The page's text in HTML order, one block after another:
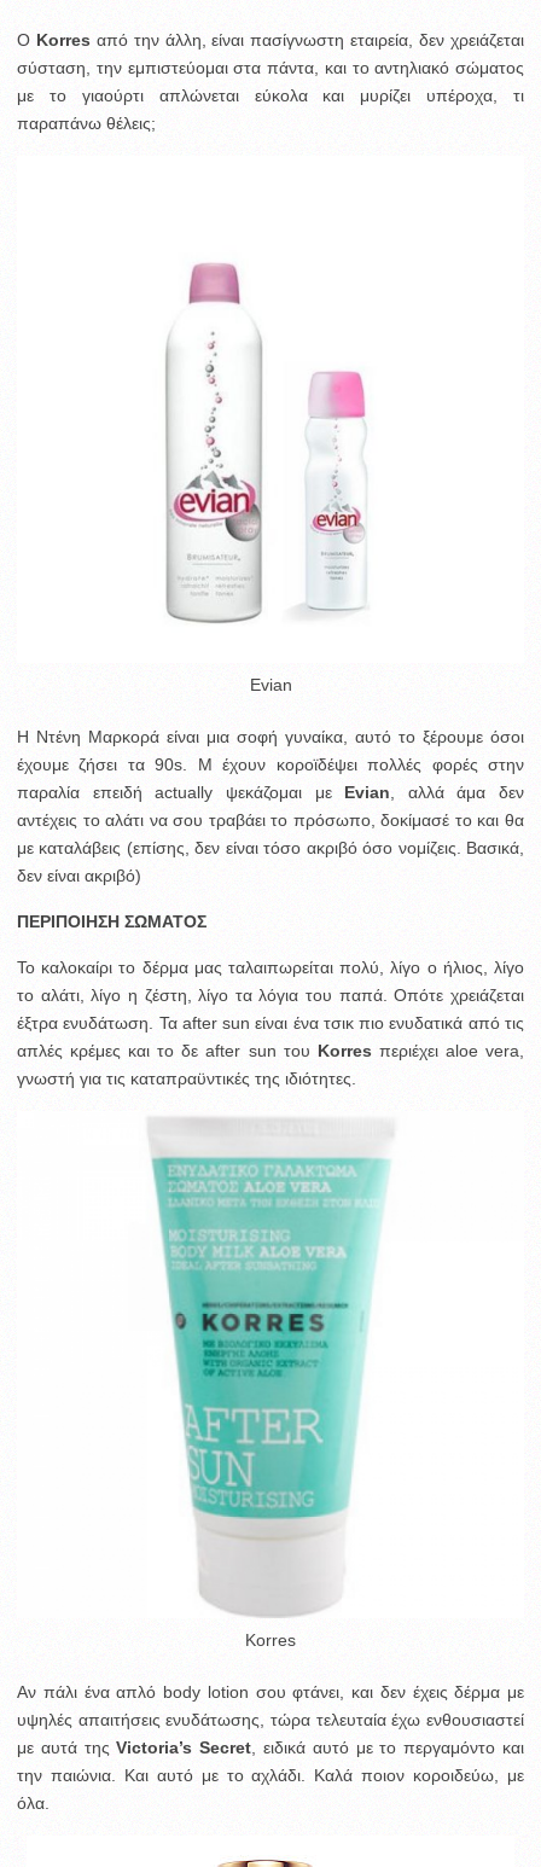
Ο Korresαπό την άλλη, είναι πασίγνωστη εταιρεία, δεν χρειάζεται
σύσταση, την εμπιστεύομαι στα πάντα, και το αντηλιακό σώματος
με το γιαούρτι απλώνεται εύκολα και μυρίζει υπέροχα, τι
παραπάνω θέλεις;
Evian
Η Ντένη Μαρκορά είναι μια σοφή γυναίκα, αυτό το ξέρουμε όσοι
έχουμε ζήσει τα 90s. Μ έχουν κοροϊδέψει πολλές φορές στην
παραλία επειδή actually ψεκάζομαι με Evian, αλλά άμα δεν
αντέχεις το αλάτι να σου τραβάει το πρόσωπο, δοκίμασέ το και θα
με καταλάβεις (επίσης, δεν είναι τόσο ακριβό όσο νομίζεις. Βασικά,
δεν είναι ακριβό)
ΠΕΡΙΠΟΙΗΣΗ ΣΩΜΑΤΟΣ
Το καλοκαίρι το δέρμα μας ταλαιπωρείται πολύ, λίγο ο ήλιος, λίγο
το αλάτι, λίγο η ζέστη, λίγο τα λόγια του παπά. Οπότε χρειάζεται
έξτρα ενυδάτωση. Τα after sun είναι ένα τσικ πιο ενυδατικά από τις
απλές κρέμες και το δε after sun του Κorresπεριέχει aloe vera,
γνωστή για τις καταπραϋντικές της ιδιότητες.
Korres
Αν πάλι ένα απλό body lotion σου φτάνει, και δεν έχεις δέρμα με
υψηλές απαιτήσεις ενυδάτωσης, τώρα τελευταία έχω ενθουσιαστεί
με αυτά τηςVictoria’s Secret, ειδικά αυτό με το περγαμόντο και
την παιώνια. Και αυτό με το αχλάδι. Καλά ποιον κοροιδεύω, με
όλα.